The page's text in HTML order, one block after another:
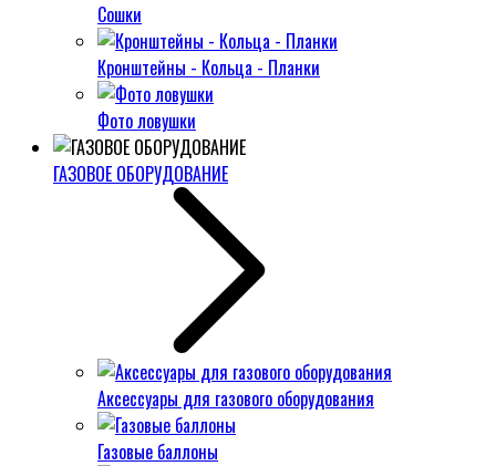
Сошки
Кронштейны - Кольца - Планки
Фото ловушки
ГАЗОВОЕ ОБОРУДОВАНИЕ
Аксессуары для газового оборудования
Газовые баллоны